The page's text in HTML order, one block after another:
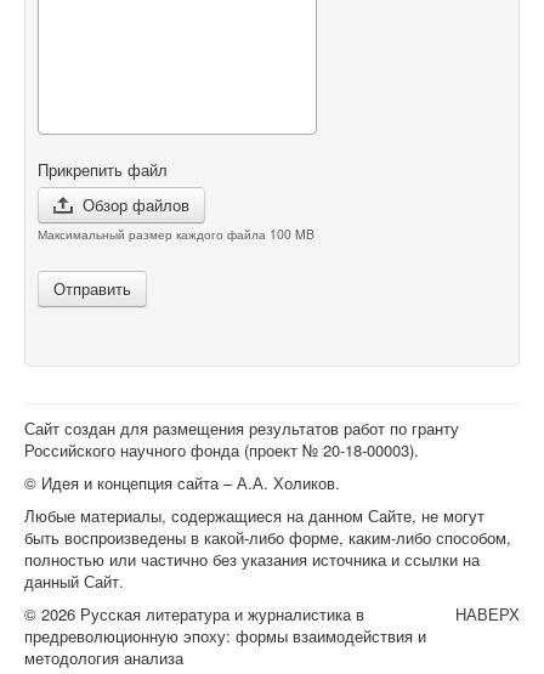
Прикрепить файл
Обзор файлов
Максимальный размер каждого файла 100 MB
Отправить
Сайт создан для размещения результатов работ по гранту
Российского научного фонда (проект № 20-18-00003).
© Идея и концепция сайта – А.А. Холиков.
Любые материалы, содержащиеся на данном Сайте, не могут
быть воспроизведены в какой-либо форме, каким-либо способом,
полностью или частично без указания источника и ссылки на
данный Сайт.
НАВЕРХ
© 2026 Русская литература и журналистика в
предреволюционную эпоху: формы взаимодействия и
методология анализа